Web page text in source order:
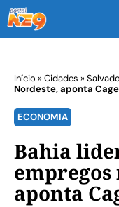
Início »Cidades »
Nordeste, aponta
ECONOMIA
Bahia
empregos
aponta